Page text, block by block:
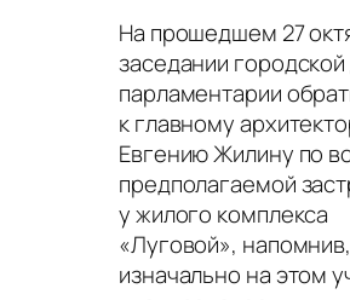
На прошедшем 27
заседании
парламентарии
к главному
Евгению Жилину по
предполагаемой
у жилого комплекса
«Луговой»,
изначально на этом